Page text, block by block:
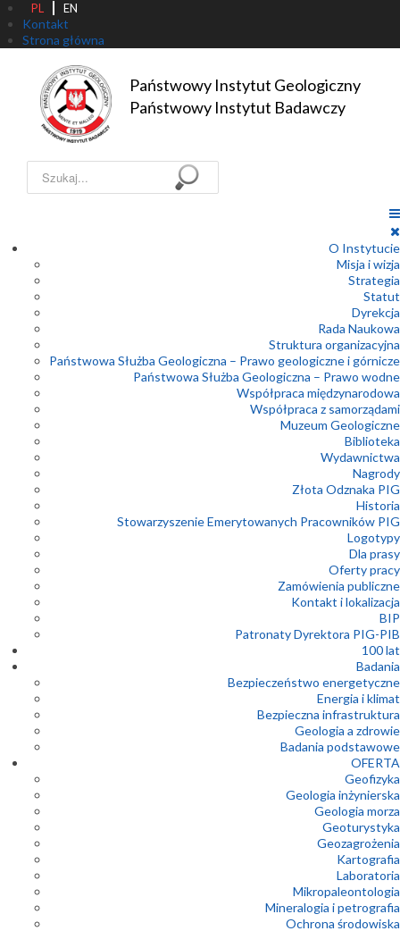
PL EN
Kontakt
Strona główna
Państwowy Instytut Geologiczny
Państwowy Instytut Badawczy
Szukaj...
O Instytucie
Misja i wizja
Strategia
Statut
Dyrekcja
Rada Naukowa
Struktura organizacyjna
Państwowa Służba Geologiczna – Prawo geologiczne i górnicze
Państwowa Służba Geologiczna – Prawo wodne
Współpraca międzynarodowa
Współpraca z samorządami
Muzeum Geologiczne
Biblioteka
Wydawnictwa
Nagrody
Złota Odznaka PIG
Historia
Stowarzyszenie Emerytowanych Pracowników PIG
Logotypy
Dla prasy
Oferty pracy
Zamówienia publiczne
Kontakt i lokalizacja
BIP
Patronaty Dyrektora PIG-PIB
100 lat
Badania
Bezpieczeństwo energetyczne
Energia i klimat
Bezpieczna infrastruktura
Geologia a zdrowie
Badania podstawowe
OFERTA
Geofizyka
Geologia inżynierska
Geologia morza
Geoturystyka
Geozagrożenia
Kartografia
Laboratoria
Mikropaleontologia
Mineralogia i petrografia
Ochrona środowiska